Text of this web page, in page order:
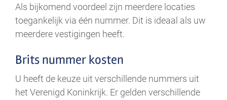
Als bijkomend voordeel zijn meerdere locaties
toegankelijk via één nummer. Dit is ideaal als uw
meerdere vestigingen heeft.
Brits nummer kosten
U heeft de keuze uit verschillende nummers uit
het Verenigd Koninkrijk. Er gelden verschillende